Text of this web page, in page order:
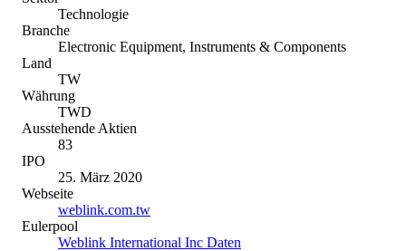
Technologie
Branche
Electronic Equipment, Instruments & Components
Land
TW
Währung
TWD
Ausstehende Aktien
83
IPO
25. März 2020
Webseite
weblink.com.tw
Eulerpool
Weblink International Inc Daten